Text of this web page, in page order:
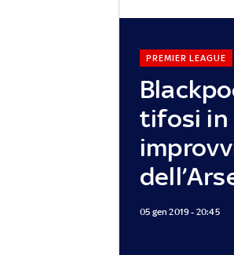
tifosi in
PREMIER LEAGUE
05 gen 2019 - 20:45